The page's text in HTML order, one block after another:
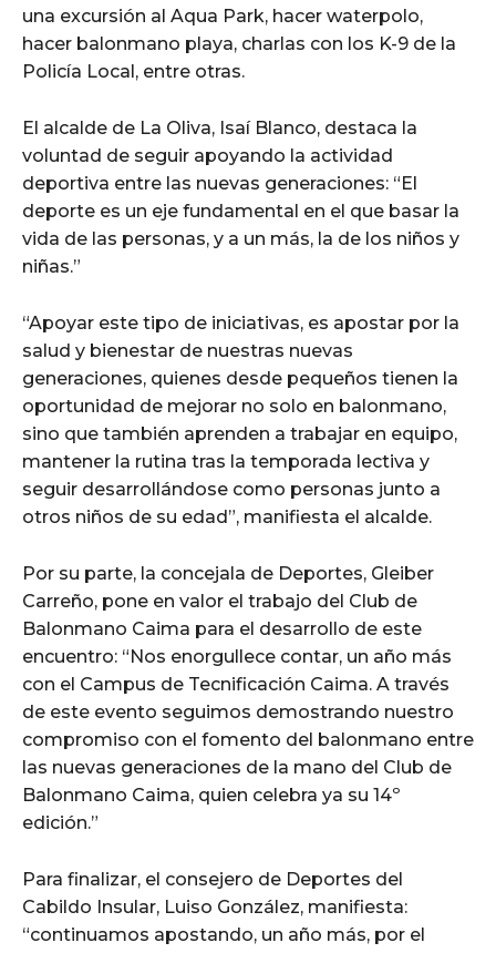
una excursión al Aqua Park, hacer waterpolo,
hacer balonmano playa, charlas con los K-9 de la
Policía Local, entre otras.
El alcalde de La Oliva, Isaí Blanco, destaca la
voluntad de seguir apoyando la actividad
deportiva entre las nuevas generaciones: “El
deporte es un eje fundamental en el que basar la
vida de las personas, y a un más, la de los niños y
niñas.”
“Apoyar este tipo de iniciativas, es apostar por la
salud y bienestar de nuestras nuevas
generaciones, quienes desde pequeños tienen la
oportunidad de mejorar no solo en balonmano,
sino que también aprenden a trabajar en equipo,
mantener la rutina tras la temporada lectiva y
seguir desarrollándose como personas junto a
otros niños de su edad”, manifiesta el alcalde.
Por su parte, la concejala de Deportes, Gleiber
Carreño, pone en valor el trabajo del Club de
Balonmano Caima para el desarrollo de este
encuentro: “Nos enorgullece contar, un año más
con el Campus de Tecnificación Caima. A través
de este evento seguimos demostrando nuestro
compromiso con el fomento del balonmano entre
las nuevas generaciones de la mano del Club de
Balonmano Caima, quien celebra ya su 14º
edición.”
Para finalizar, el consejero de Deportes del
Cabildo Insular, Luiso González, manifiesta:
“continuamos apostando, un año más, por el